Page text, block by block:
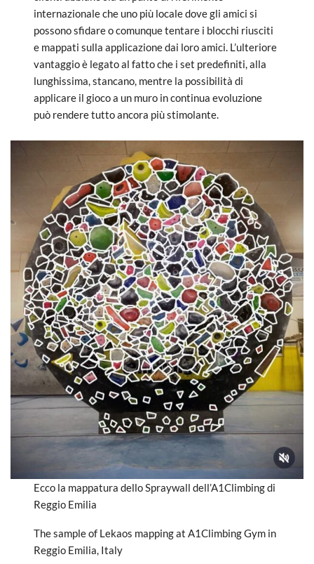
internazionale che uno più locale dove gli amici si
possono sfidare o comunque tentare i blocchi riusciti
e mappati sulla applicazione dai loro amici. L’ulteriore
vantaggio è legato al fatto che i set predefiniti, alla
lunghissima, stancano, mentre la possibilità di
applicare il gioco a un muro in continua evoluzione
può rendere tutto ancora più stimolante.
Ecco la mappatura dello Spraywall dell’A1Climbing di
Reggio Emilia
The sample of Lekaos mapping at A1Climbing Gym in
Reggio Emilia, Italy